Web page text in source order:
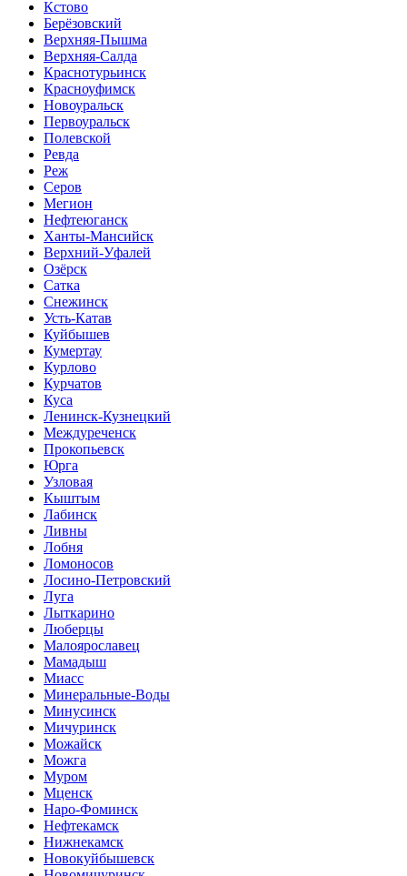
Кстово
Берёзовский
Верхняя-Пышма
Верхняя-Салда
Краснотурьинск
Красноуфимск
Новоуральск
Первоуральск
Полевской
Ревда
Реж
Серов
Мегион
Нефтеюганск
Ханты-Мансийск
Верхний-Уфалей
Озёрск
Сатка
Снежинск
Усть-Катав
Куйбышев
Кумертау
Курлово
Курчатов
Куса
Ленинск-Кузнецкий
Междуреченск
Прокопьевск
Юрга
Узловая
Кыштым
Лабинск
Ливны
Лобня
Ломоносов
Лосино-Петровский
Луга
Лыткарино
Люберцы
Малоярославец
Мамадыш
Миасс
Минеральные-Воды
Минусинск
Мичуринск
Можайск
Можга
Муром
Мценск
Наро-Фоминск
Нефтекамск
Нижнекамск
Новокуйбышевск